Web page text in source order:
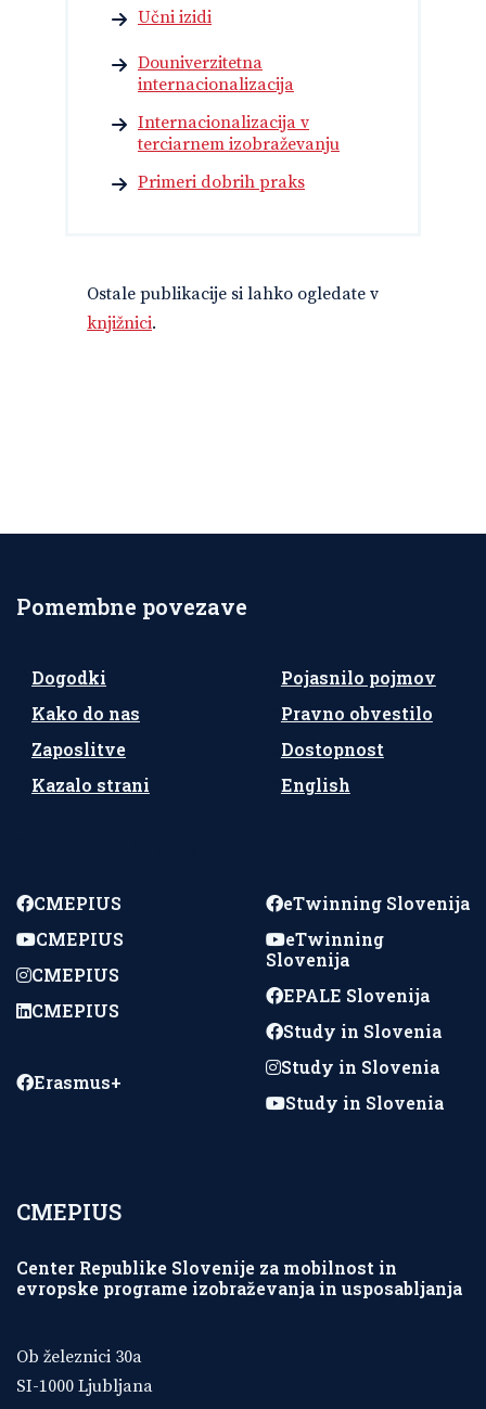
Učni izidi
Douniverzitetna
internacionalizacija
Internacionalizacija v
terciarnem izobraževanju
Primeri dobrih praks
Ostale publikacije si lahko ogledate v
knjižnici.
Pomembne povezave
Dogodki
Kako do nas
Zaposlitve
Kazalo strani
Pojasnilo pojmov
Pravno obvestilo
Dostopnost
English
CMEPIUS
CMEPIUS
CMEPIUS
CMEPIUS
Erasmus+
eTwinning Slovenija
eTwinning
Slovenija
EPALE Slovenija
Study in Slovenia
Study in Slovenia
Study in Slovenia
CMEPIUS
Center Republike Slovenije za mobilnost in
evropske programe izobraževanja in usposabljanja
Ob železnici 30a
SI-1000 Ljubljana